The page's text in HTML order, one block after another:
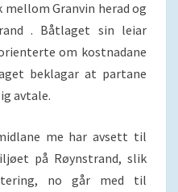
Granvin herad og
. Båtlaget sin leiar
om kostnadane
beklagar at partane
avtale.
me har avsett til
på Røynstrand, slik
no går med til